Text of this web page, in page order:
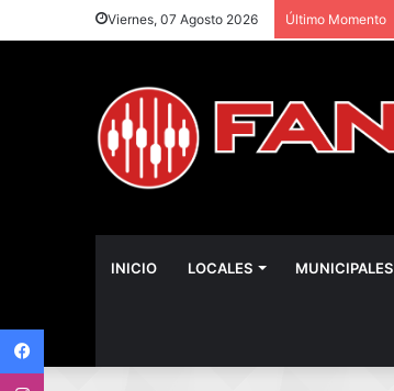
Viernes, 07 Agosto 2026 Último Momento
INICIO LOCALES MUNICIPALES